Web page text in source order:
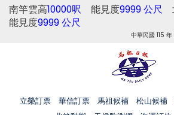
南竿雲高10000呎 能見度9999 公尺
能見度9999 公尺
中華民國 115
立榮訂票 華信訂票 馬祖候補 松山候補